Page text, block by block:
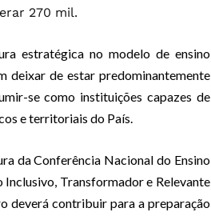
270 mil.
estratégica no modelo de ensino
deixar de estar predominantemente
se como instituições capazes de
e territoriais do País.
da Conferência Nacional do Ensino
Transformador e Relevante
deverá contribuir para a preparação